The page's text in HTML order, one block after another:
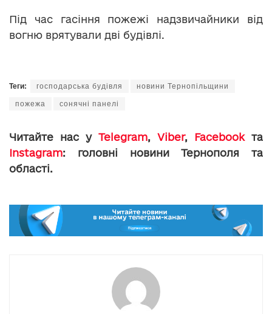
Під час гасіння пожежі надзвичайники від
вогню врятували дві будівлі.
Теги: господарська будівля новини Тернопільщини
пожежа сонячні панелі
Читайте нас у Telegram, Viber, Facebookта
Instagram: головні новини Тернополя та
області.